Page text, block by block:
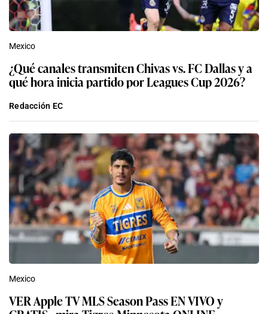
Mexico
¿Qué canales transmiten Chivas vs. FC Dallas y a
qué hora inicia partido por Leagues Cup 2026?
Redacción EC
Mexico
VER Apple TV MLS Season Pass EN VIVO y